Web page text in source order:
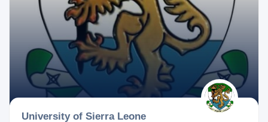
University of Sierra Leone